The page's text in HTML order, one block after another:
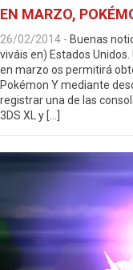
EN MARZO,
26/02/2014 - Buenas
viváis en) Estados
en marzo os permitirá
Pokémon Y mediante
registrar una de las
3DS XL y […]